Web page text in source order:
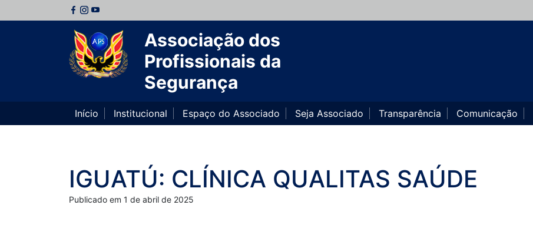
Associação dos
Profissionais da
Segurança
Início Institucional Espaço do Associado Seja Associado Transparência Comunicação
IGUATÚ: CLÍNICA QUALITAS SAÚDE
Publicado em 1 de abril de 2025